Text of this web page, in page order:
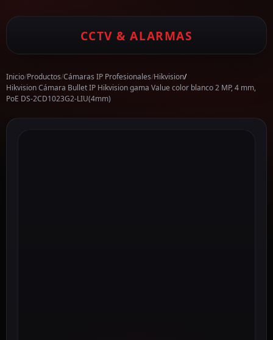
CCTV & ALARMAS
Inicio/Productos/Cámaras IP Profesionales/Hikvision/
Hikvision Cámara Bullet IP Hikvision gama Value color blanco 2 MP, 4 mm,
PoE DS-2CD1023G2-LIU(4mm)